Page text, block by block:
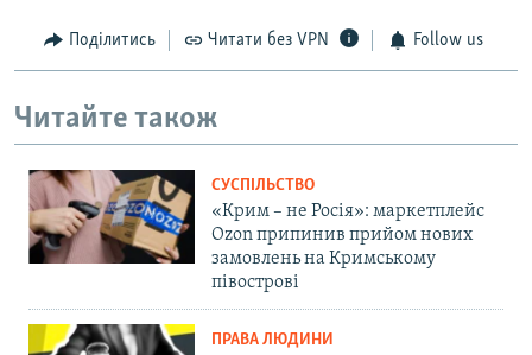
Поділитись Читати без VPN Follow us
Читайте також
СУСПІЛЬСТВО
«Крим – не Росія»: маркетплейс
Ozon припинив прийом нових
замовлень на Кримському
півострові
ПРАВА ЛЮДИНИ